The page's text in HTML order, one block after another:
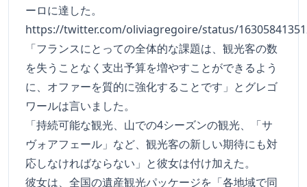
ーロに達した。
https://twitter.com/oliviagregoire/status/
「フランスにとっての全体的な課題は、観光客の数
を失うことなく支出予算を増やすことができるよう
に、オファーを質的に強化することです」とグレゴ
ワールは言いました。
「持続可能な観光、山での4シーズンの観光、「サ
ヴォアフェール」など、観光客の新しい期待にも対
応しなければならない」と彼女は付け加えた。
彼女は、全国の遺産観光パッケージを「各地域で同